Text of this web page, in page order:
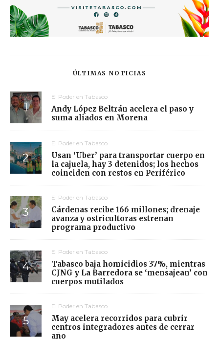
ÚLTIMAS NOTICIAS
El Poder en Tabasco
Andy López Beltrán acelera el paso y
suma aliados en Morena
El Poder en Tabasco
Usan ‘Uber’ para transportar cuerpo en
la cajuela, hay 3 detenidos; los hechos
coinciden con restos en Periférico
El Poder en Tabasco
Cárdenas recibe 166 millones; drenaje
avanza y ostricultoras estrenan
programa productivo
El Poder en Tabasco
Tabasco baja homicidios 37%, mientras
CJNG y La Barredora se ‘mensajean’ con
cuerpos mutilados
El Poder en Tabasco
May acelera recorridos para cubrir
centros integradores antes de cerrar
año